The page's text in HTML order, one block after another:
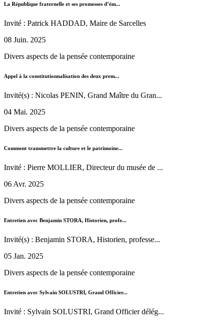
La République fraternelle et ses promesses d’ém...
Invité : Patrick HADDAD, Maire de Sarcelles
08 Juin. 2025
Divers aspects de la pensée contemporaine
Appel à la constitutionnalisation des deux prem...
Invité(s) : Nicolas PENIN, Grand Maître du Gran...
04 Mai. 2025
Divers aspects de la pensée contemporaine
Comment transmettre la culture et le patrimoine...
Invité : Pierre MOLLIER, Directeur du musée de ...
06 Avr. 2025
Divers aspects de la pensée contemporaine
Entretien avec Benjamin STORA, Historien, profe...
Invité(s) : Benjamin STORA, Historien, professe...
05 Jan. 2025
Divers aspects de la pensée contemporaine
Entretien avec Sylvain SOLUSTRI, Grand Officier...
Invité : Sylvain SOLUSTRI, Grand Officier délég...